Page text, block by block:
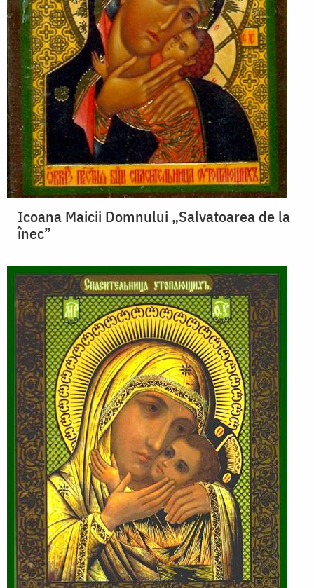
Icoana Maicii Domnului „Salvatoarea de la
înec”